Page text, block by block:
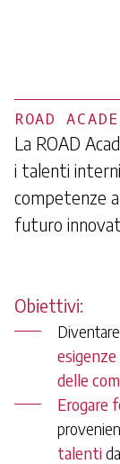
ROAD
La ROAD
i talenti
competenze
futuro
Obiettivi:
delle
Erogare
talenti